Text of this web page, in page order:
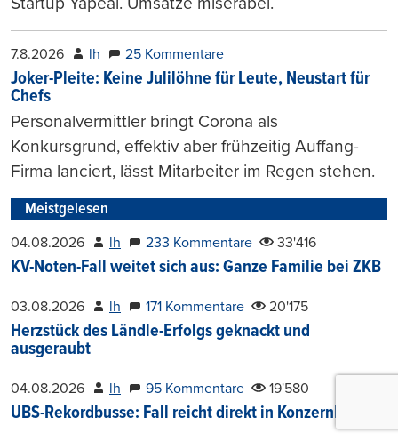
7.8.2026 lh 25 Kommentare
Joker-Pleite: Keine Julilöhne für Leute, Neustart für
Chefs
Personalvermittler bringt Corona als
Konkursgrund, effektiv aber frühzeitig Auffang-
Firma lanciert, lässt Mitarbeiter im Regen stehen.
Meistgelesen
04.08.2026 lh 233 Kommentare 33'416
KV-Noten-Fall weitet sich aus: Ganze Familie bei ZKB
03.08.2026 lh 171 Kommentare 20'175
Herzstück des Ländle-Erfolgs geknackt und
ausgeraubt
04.08.2026 lh 95 Kommentare 19'580
UBS-Rekordbusse: Fall reicht direkt in Konzernleitung